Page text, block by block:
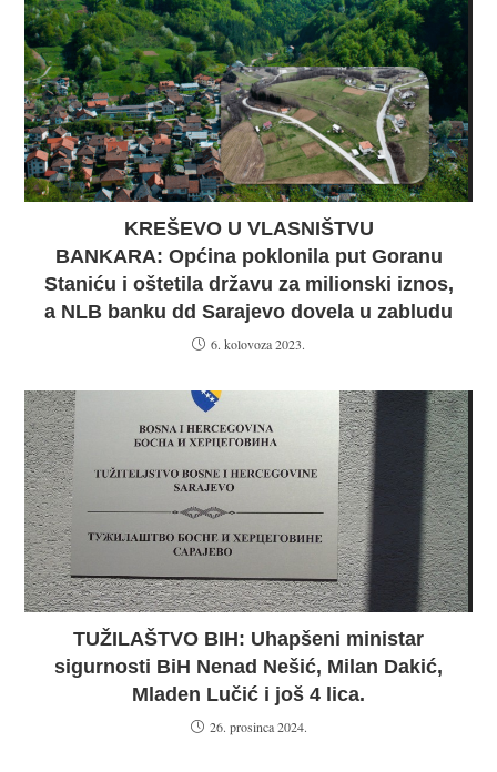
KREŠEVO U VLASNIŠTVU
BANKARA: Općina poklonila put Goranu
Staniću i oštetila državu za milionski iznos,
a NLB banku dd Sarajevo dovela u zabludu
6. kolovoza 2023.
TUŽILAŠTVO BIH: Uhapšeni ministar
sigurnosti BiH Nenad Nešić, Milan Dakić,
Mladen Lučić i još 4 lica.
26. prosinca 2024.